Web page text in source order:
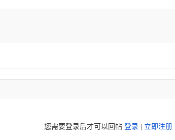
您需要登录后才可以回帖 登录 立即注册